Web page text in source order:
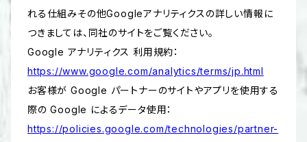
れる仕組みその他Googleアナリティクスの詳しい情報に
つきましては、同社のサイトをご覧ください。
Google アナリティクス 利用規約：
https://www.google.com/analytics/terms/jp.html
お客様が Google パートナーのサイトやアプリを使用する
際の Google によるデータ使用：
https://policies.google.com/technologies/partner-